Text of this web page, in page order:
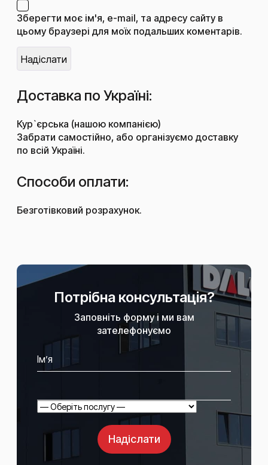
Зберегти моє ім'я, e-mail, та адресу сайту в
цьому браузері для моїх подальших коментарів.
Доставка по Україні:
Кур`єрська (нашою компанією)
Забрати самостійно, або організуємо доставку
по всій Україні.
Способи оплати:
Безготівковий розрахунок.
Потрібна консультація?
Заповніть форму і ми вам
зателефонуємо
Надіслати